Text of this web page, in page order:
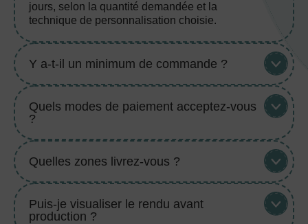
jours, selon la quantité demandée et la
technique de personnalisation choisie.
Y a-t-il un minimum de commande ?
Quels modes de paiement acceptez-vous
?
Quelles zones livrez-vous ?
Puis-je visualiser le rendu avant
production ?